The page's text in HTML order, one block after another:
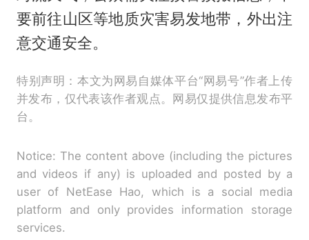
要前往山区等地质灾害易发地带，外出注
意交通安全。
特别声明：本文为网易自媒体平台“网易号”作者上传
并发布，仅代表该作者观点。网易仅提供信息发布平
台。
Notice: The content above (including the pictures
and videos if any) is uploaded and posted by a
user of NetEase Hao, which is a social media
platform and only provides information storage
services.